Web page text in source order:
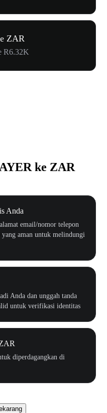
ZAR
R6.32K
ke ZAR
Anda
email/nomor telepon
yang aman untuk melindungi
Anda dan unggah tanda
untuk verifikasi identitas
diperdagangkan di